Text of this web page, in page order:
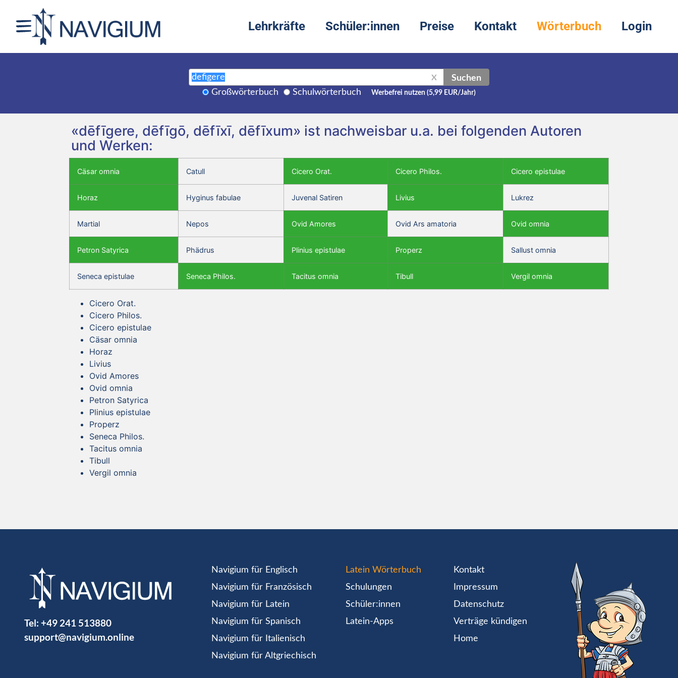
Lehrkräfte Schüler:innen Preise Kontakt Wörterbuch Login
X Suchen
Großwörterbuch Schulwörterbuch Werbefrei nutzen (5,99 EUR/Jahr)
«dēfīgere, dēfīgō, dēfīxī, dēfīxum» ist nachweisbar u.a. bei folgenden Autoren
und Werken:
Cäsar omnia Catull Cicero Orat. Cicero Philos. Cicero epistulae
Horaz Hyginus fabulae Juvenal Satiren Livius Lukrez
Martial Nepos Ovid Amores Ovid Ars amatoria Ovid omnia
Petron Satyrica Phädrus Plinius epistulae Properz Sallust omnia
Seneca epistulae Seneca Philos. Tacitus omnia Tibull Vergil omnia
Cicero Orat.
Cicero Philos.
Cicero epistulae
Cäsar omnia
Horaz
Livius
Ovid Amores
Ovid omnia
Petron Satyrica
Plinius epistulae
Properz
Seneca Philos.
Tacitus omnia
Tibull
Vergil omnia
Tel: +49 241 513880
support@navigium.online
Navigium für Englisch
Navigium für Französisch
Navigium für Latein
Navigium für Spanisch
Navigium für Italienisch
Navigium für Altgriechisch
Latein Wörterbuch
Schulungen
Schüler:innen
Latein-Apps
Kontakt
Impressum
Datenschutz
Verträge kündigen
Home